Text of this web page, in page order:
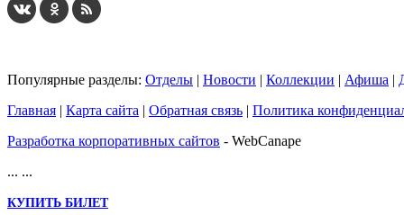
Популярные разделы: Отделы | Новости | Коллекции | Афиша |
Главная | Карта сайта | Обратная связь | Политика
Разработка корпоративных сайтов - WebCanape
... ...
КУПИТЬ БИЛЕТ